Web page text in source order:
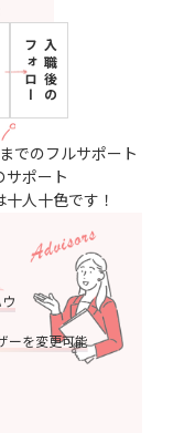
入職後の
フォロー
でのフルサポート
サポート
人十色です！
ーを変更可能